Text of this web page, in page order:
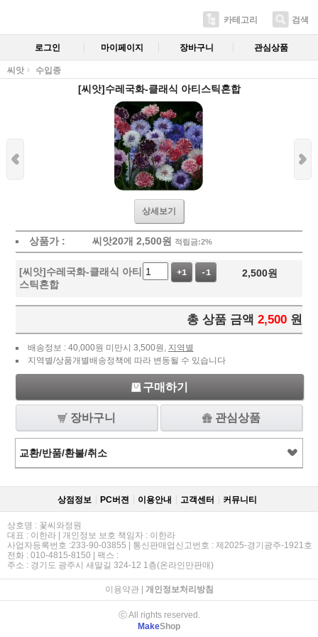
카테고리 검색
로그인 마이페이지 장바구니 관심상품
씨앗 수입종
[씨앗]수레국화-클래식 아티스틱혼합
상세보기
상품가 : 씨앗20개 2,500원 적립금:2%
[씨앗]수레국화-클래식 아티
스틱혼합
+1 -1 2,500원
총 상품 금액 2,500 원
배송정보 : 40,000원 미만시 3,500원, 지역별
지역별/상품개별배송정책에 따라 변동될 수 있습니다
구매하기
장바구니 관심상품
교환/반품/환불/취소
상점정보 PC버젼 이용안내 고객센터 커뮤니티
상호명 : 꽃씨와정원
대표 : 이한라 | 개인정보 보호 책임자 : 이한라
사업자등록번호 :233-90-03855 | 통신판매업신고번호 : 제2025-경기광주-1921호
전화 : 010-4815-8150 | 팩스 :
주소 : 경기도 광주시 새말길 324-12 1층(온라인만판매)
이용약관| 개인정보처리방침
ⓒ All rights reserved.
MakeShop